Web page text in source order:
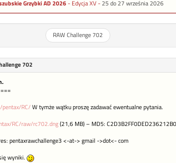
Grzybki AD 2026- Edycja XV -25 do 27 września 2026
RAW Challenge 702
702
RC/W tymże wątku proszę zadawać ewentualne pytania.
RC/raw/rc702.dng(21,6 MB) – MD5:
pentaxrawchallenge3 <-at-> gmail ->dot<- com
wyniki.